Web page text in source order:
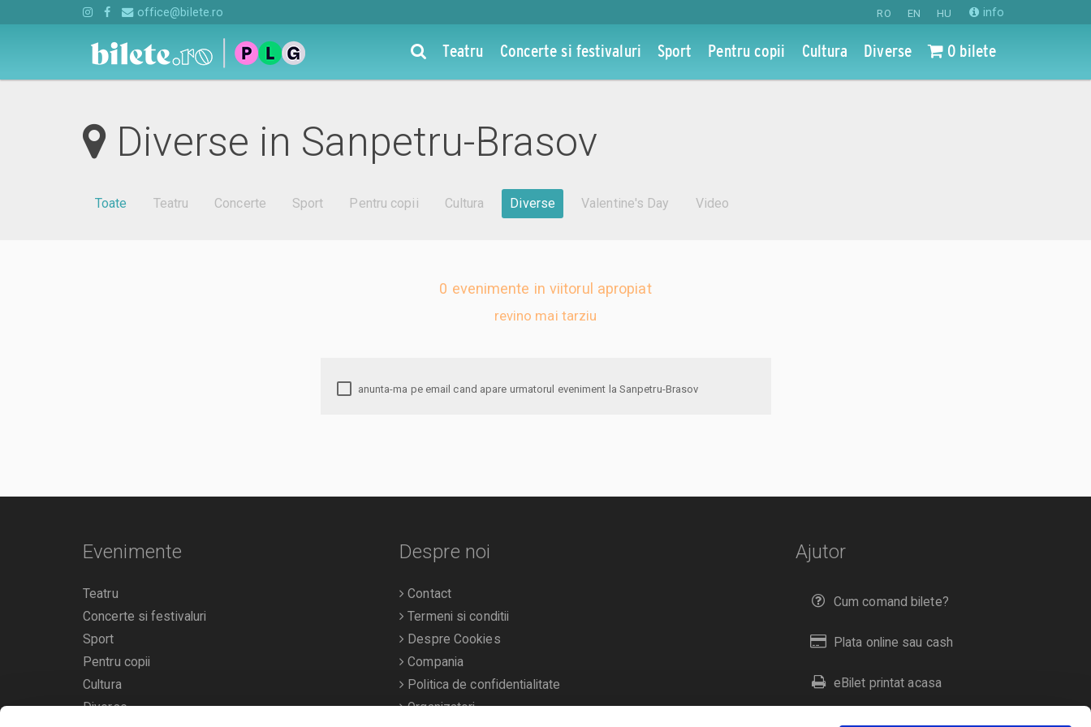
RO EN HU info
office@bilete.ro
Teatru Concerte si festivaluri Sport Pentru copii Cultura Diverse 0 bilete
Diverse in Sanpetru-Brasov
Toate Teatru Concerte Sport Pentru copii Cultura Diverse Valentine's Day Video
0 evenimente in viitorul apropiat
revino mai tarziu
anunta-ma pe email cand apare urmatorul eveniment la Sanpetru-Brasov
Ajutor
Cum comand bilete?
Plata online sau cash
eBilet printat acasa
Livrare prin curier
Evenimente
Teatru
Concerte si festivaluri
Sport
Pentru copii
Cultura
Diverse
Despre noi
Contact
Termeni si conditii
Despre Cookies
Compania
Politica de confidentialitate
Organizatori